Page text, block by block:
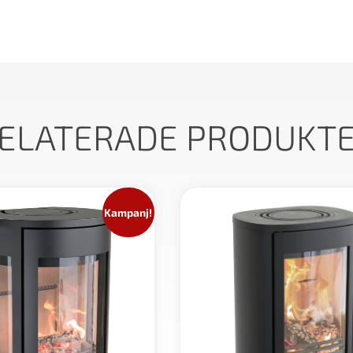
Kampanj!